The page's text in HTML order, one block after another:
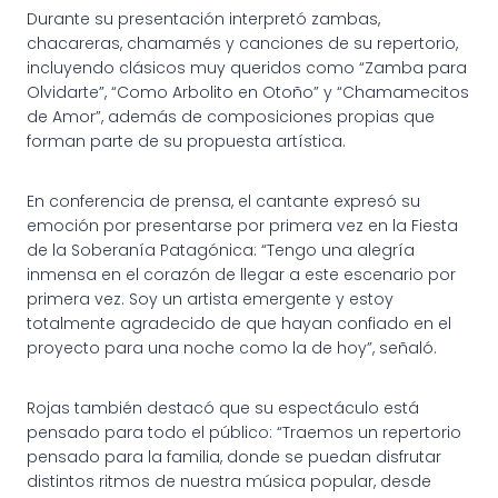
Durante su presentación interpretó zambas,
chacareras, chamamés y canciones de su repertorio,
incluyendo clásicos muy queridos como “Zamba para
Olvidarte”, “Como Arbolito en Otoño” y “Chamamecitos
de Amor”, además de composiciones propias que
forman parte de su propuesta artística.
En conferencia de prensa, el cantante expresó su
emoción por presentarse por primera vez en la Fiesta
de la Soberanía Patagónica: “Tengo una alegría
inmensa en el corazón de llegar a este escenario por
primera vez. Soy un artista emergente y estoy
totalmente agradecido de que hayan confiado en el
proyecto para una noche como la de hoy”, señaló.
Rojas también destacó que su espectáculo está
pensado para todo el público: “Traemos un repertorio
pensado para la familia, donde se puedan disfrutar
distintos ritmos de nuestra música popular, desde